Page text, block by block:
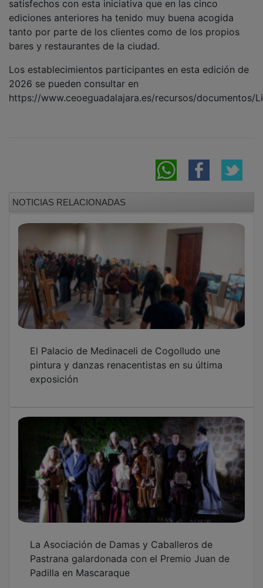
ediciones anteriores ha tenido muy buena acogida
tanto por parte de los clientes como de los propios
bares y restaurantes de la ciudad.
2026 se pueden consultar en
https://www.ceoeguadalajara.es/recursos/documentos/
pintura y danzas renacentistas en su última
exposición
Pastrana galardonada con el Premio Juan de
Padilla en Mascaraque